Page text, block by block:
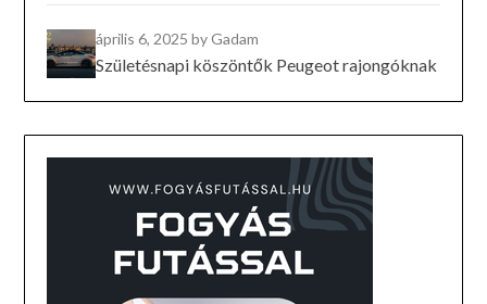
április 6, 2025by Gadam
Születésnapi köszöntők Peugeot rajongóknak